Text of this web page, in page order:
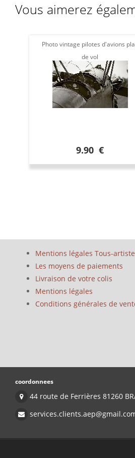
Vous aimerez
Photo vintage pilotes d'avions
de vol
9.90 €
Mentions légales Tous-
Les moyens de paiements
Livraison de votre colis
Mentions légales
Conditions générales de
coordonnees
44 route de Ferrières 81260